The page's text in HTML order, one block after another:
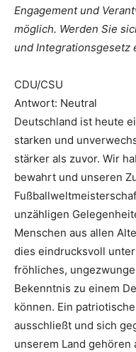
Engagement und
möglich. Werden Sie
und Integrationsgesetz
CDU/CSU
Antwort: Neutral
Deutschland ist heute
starken und
stärker als zuvor. Wir
bewahrt und unseren
unzähligen
Menschen aus allen
dies eindrucksvoll
fröhliches,
Bekenntnis zu einem
können. Ein
ausschließt und sich
unserem Land gehören